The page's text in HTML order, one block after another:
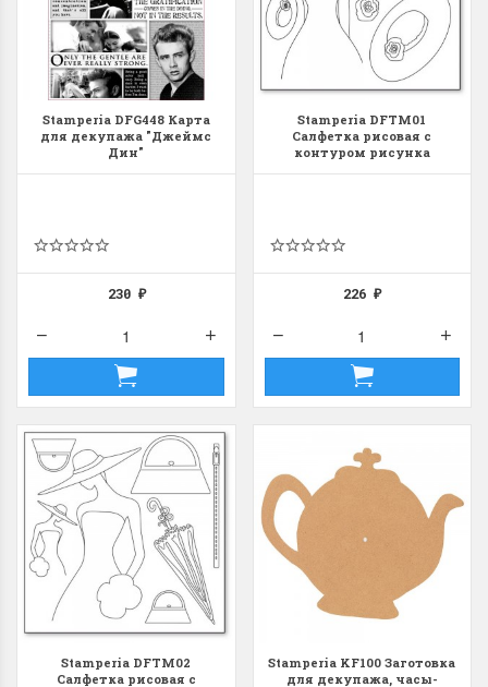
Stamperia DFG448 Карта
для декупажа "Джеймc
Дин"
230 ₽
Stamperia DFTM01
Салфетка рисовая с
контуром рисунка
226₽
Stamperia DFTM02
Салфетка рисовая с
Stamperia KF100 Заготовка
для декупажа, часы-